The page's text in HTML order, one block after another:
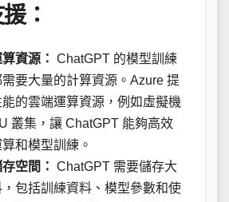
：
資源： ChatGPT 的模型訓練
要大量的計算資源。Azure 提
的雲端運算資源，例如虛擬機
叢集，讓 ChatGPT 能夠高效
和模型訓練。
空間： ChatGPT 需要儲存大
包括訓練資料、模型參數和使